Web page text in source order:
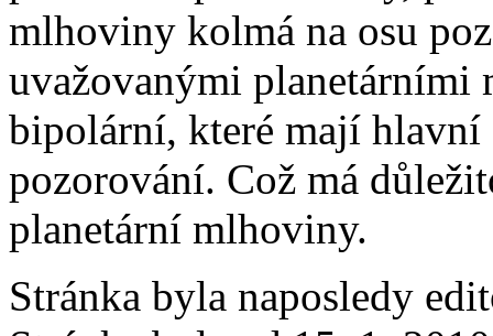
mlhoviny kolmá na osu
uvažovanými
bipolární, které mají hlavní
pozorování. Což má
planetární mlhoviny.
Stránka byla naposledy